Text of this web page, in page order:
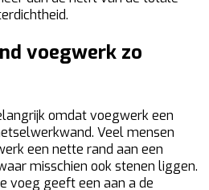
voegwerk zo
omdat voegwerk een
Veel mensen
een nette rand aan een
misschien ook stenen liggen.
voeg geeft een aan a de